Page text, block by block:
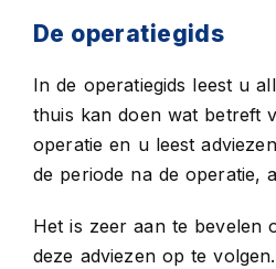
De operatiegids
In de operatiegids leest u
thuis kan doen wat betreft
operatie en u leest
de periode na de operatie,
Het is zeer aan te bevelen
deze adviezen op te